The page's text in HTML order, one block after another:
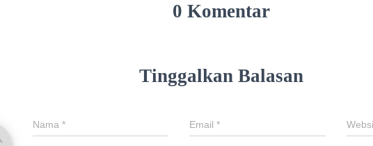
0 Komentar
Tinggalkan Balasan
Nama * Email*